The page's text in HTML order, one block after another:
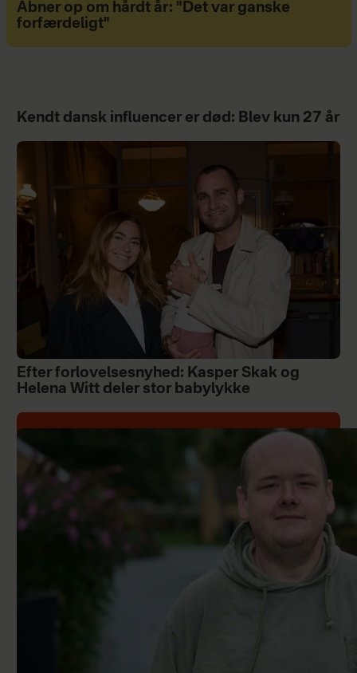
Åbner op om hårdt år: "Det var ganske
forfærdeligt"
Kendt dansk influencer er død: Blev kun 27 år
Efter forlovelsesnyhed: Kasper Skak og
Helena Witt deler stor babylykke